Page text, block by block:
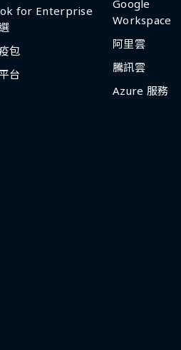
for Enterprise
包
台
Google
Workspace
阿里雲
騰訊雲
Azure 服務